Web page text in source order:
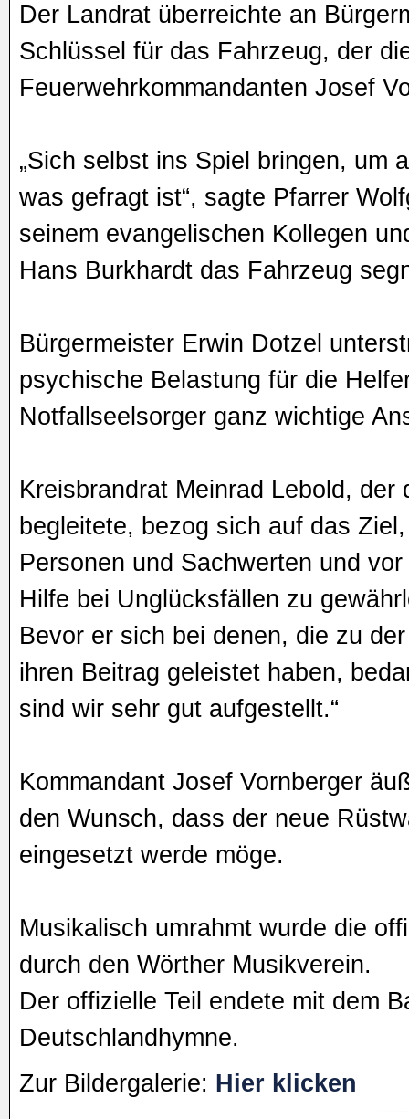
Der Landrat überreichte an
Schlüssel für das Fahrzeug, der
Feuerwehrkommandanten Josef
„Sich selbst ins Spiel bringen, um
was gefragt ist“, sagte Pfarrer
seinem evangelischen Kollegen
Hans Burkhardt das Fahrzeug
Bürgermeister Erwin Dotzel
psychische Belastung für die
Notfallseelsorger ganz wichtige
Kreisbrandrat Meinrad Lebold, der
begleitete, bezog sich auf das
Personen und Sachwerten und
Hilfe bei Unglücksfällen zu
Bevor er sich bei denen, die zu
ihren Beitrag geleistet haben,
sind wir sehr gut aufgestellt.“
Kommandant Josef Vornberger
den Wunsch, dass der neue
eingesetzt werde möge.
Musikalisch umrahmt wurde die
durch den Wörther Musikverein.
Der offizielle Teil endete mit dem
Deutschlandhymne.
Zur Bildergalerie: Hier klicken